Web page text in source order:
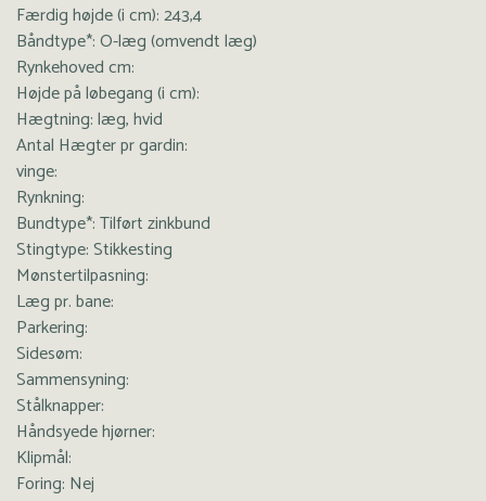
Færdig højde (i cm): 243,4
Båndtype*: O-læg (omvendt læg)
Rynkehoved cm:
Højde på løbegang (i cm):
Hægtning: læg, hvid
Antal Hægter pr gardin:
vinge:
Rynkning:
Bundtype*: Tilført zinkbund
Stingtype: Stikkesting
Mønstertilpasning:
Læg pr. bane:
Parkering:
Sidesøm:
Sammensyning:
Stålknapper:
Håndsyede hjørner:
Klipmål:
Foring: Nej